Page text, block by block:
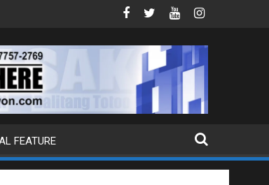
HAGUPIT NG TS MAYMAY RAMDAM SA
FEATURE